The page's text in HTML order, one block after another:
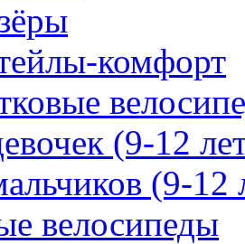
комфорт
(9-12
(9-12
велосипеды